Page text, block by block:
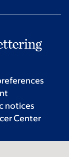
notices
Center